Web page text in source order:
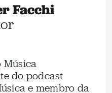
Facchi
Música
do podcast
e membro da